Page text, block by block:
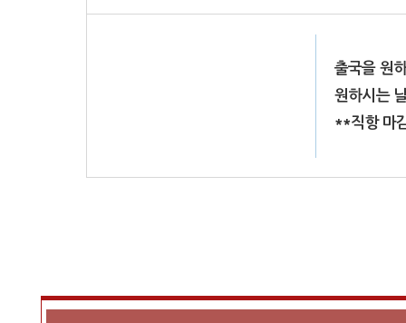
출국을 원
원하시는
**직항 마